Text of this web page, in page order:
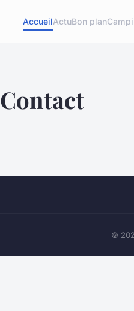
AccueilActuBon plan
Contact
©